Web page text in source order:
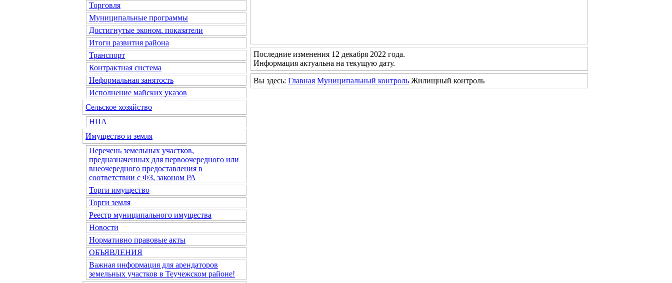
Торговля
Муниципальные программы
Достигнутые эконом. показатели
Итоги развития района
Транспорт
Контрактная система
Неформальная занятость
Исполнение майских указов
Сельское хозяйство
НПА
Имущество и земля
Перечень земельных участков,
предназначенных для первоочередного или
внеочередного предоставления в
соответствии с ФЗ, законом РА
Торги имущество
Торги земля
Реестр муниципального имущества
Новости
Нормативно правовые акты
ОБЪЯВЛЕНИЯ
Важная информация для арендаторов
земельных участков в Теучежском районе!
Последние изменения 12 декабря 2022 года.
Информация актуальна на текущую дату.
Вы здесь: Главная Муниципальный контроль Жилищный контроль